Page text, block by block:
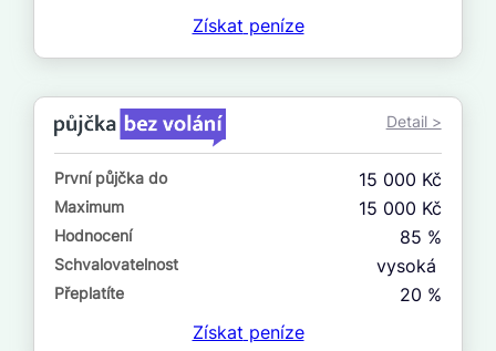
Ve zkušebce
ano
ne
V exekuci
ano
ne
Získat peníze
Detail >
První půjčka do 15 000 Kč
Maximum 15 000 Kč
Hodnocení 85 %
Schvalovatelnost vysoká
Přeplatíte
20 %
Získat peníze